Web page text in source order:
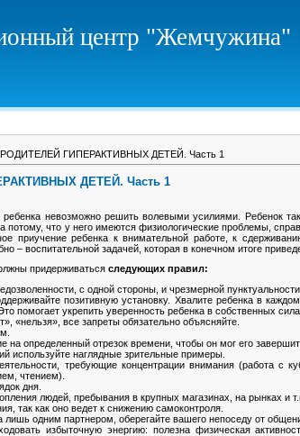
центр "Жемчужина"
ГИПЕРАКТИВНЫХ ДЕТЕЙ. Часть 1
ДЕТЕЙ. Часть 1
невозможно решить волевыми усилиями. Ребенок
потому, что у него имеются физиологические проблемы,
приучение ребенка к внимательной работе, к
– воспитательной задачей, которая в конечном итоге
придерживаться следующих правил:
с одной стороны, и чрезмерной
позитивную установку. Хвалите ребенка в
помогает укрепить уверенность ребенка в собственных
«нельзя», все запреты обязательно объясняйте.
на определенный отрезок времени, чтобы он мог его
используйте наглядные зрительные примеры.
требующие концентрации внимания (работа с
чтением).
дня.
людей, пребывания в крупных магазинах, на рынках и
так как оно ведет к снижению самоконтроля.
лишь одним партнером, оберегайте вашего непоседу от
избыточную энергию: полезна физическая